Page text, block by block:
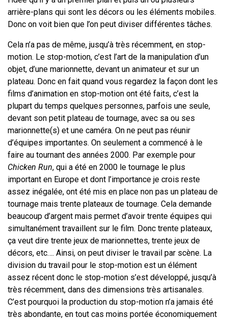
arrière-plans qui sont les décors ou les éléments mobiles.
Donc on voit bien que l’on peut diviser différentes tâches.
Cela n’a pas de même, jusqu’à très récemment, en stop-
motion. Le stop-motion, c’est l’art de la manipulation d’un
objet, d’une marionnette, devant un animateur et sur un
plateau. Donc en fait quand vous regardez la façon dont les
films d’animation en stop-motion ont été faits, c’est la
plupart du temps quelques personnes, parfois une seule,
devant son petit plateau de tournage, avec sa ou ses
marionnette(s) et une caméra. On ne peut pas réunir
d’équipes importantes. On seulement a commencé à le
faire au tournant des années 2000. Par exemple pour
Chicken Run, qui a été en 2000 le tournage le plus
important en Europe et dont l’importance je crois reste
assez inégalée, ont été mis en place non pas un plateau de
tournage mais trente plateaux de tournage. Cela demande
beaucoup d’argent mais permet d’avoir trente équipes qui
simultanément travaillent sur le film. Donc trente plateaux,
ça veut dire trente jeux de marionnettes, trente jeux de
décors, etc…. Ainsi, on peut diviser le travail par scène. La
division du travail pour le stop-motion est un élément
assez récent donc le stop-motion s’est développé, jusqu’à
très récemment, dans des dimensions très artisanales.
C’est pourquoi la production du stop-motion n’a jamais été
très abondante, en tout cas moins portée économiquement